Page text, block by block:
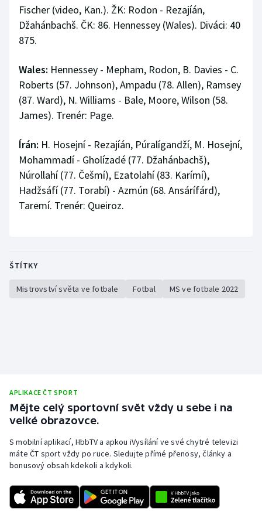
Fischer (video, Kan.). ŽK: Rodon - Rezajíán,
Džahánbachš. ČK: 86. Hennessey (Wales). Diváci: 40
875.
Wales: Hennessey - Mepham, Rodon, B. Davies - C.
Roberts (57. Johnson), Ampadu (78. Allen), Ramsey
(87. Ward), N. Williams - Bale, Moore, Wilson (58.
James). Trenér: Page.
Írán: H. Hosejní - Rezajíán, Púralígandží, M. Hosejní,
Mohammadí - Gholízadé (77. Džahánbachš),
Núrollahí (77. Češmí), Ezatolahí (83. Karímí),
Hadžsáfí (77. Torabí) - Azmún (68. Ansárífárd),
Taremí. Trenér: Queiroz.
ŠTÍTKY
Mistrovství světa ve fotbale Fotbal MS ve fotbale 2022
APLIKACE ČT SPORT
Mějte celý sportovní svět vždy u sebe i na
velké obrazovce.
S mobilní aplikací, HbbTV a apkou iVysílání ve své chytré televizi
máte ČT sport vždy po ruce. Sledujte přímé přenosy, články a
bonusový obsah kdekoli a kdykoli.